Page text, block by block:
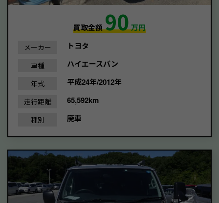
買取金額90万円
メーカー トヨタ
車種 ハイエースバン
年式 平成24年/2012年
走行距離 65,592km
種別 廃車